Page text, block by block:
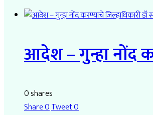
आदेश – गुन्हा नोंद
0 shares
Share0Tweet0